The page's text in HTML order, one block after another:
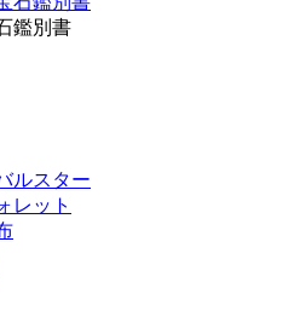
鑑別書
ルスター
レット